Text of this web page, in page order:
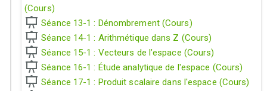
(Cours)
Séance 13-1 : Dénombrement (Cours)
Séance 14-1 : Arithmétique dans Z (Cours)
Séance 15-1 : Vecteurs de l’espace (Cours)
Séance 16-1 : Étude analytique de l'espace (Cours)
Séance 17-1 : Produit scalaire dans l'espace (Cours)